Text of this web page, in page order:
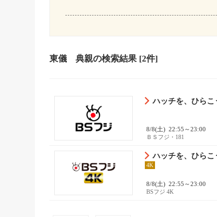
東儀 典親の検索結果 [2件]
ハッチを、ひらこ
8/8(土) 22:55～23:00
ＢＳフジ・181
ハッチを、ひらこ
4K
8/8(土) 22:55～23:00
BSフジ 4K